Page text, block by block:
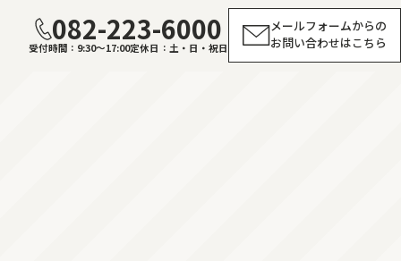
082-223-6000
受付時間 9:30～17:00定休日 土・日・祝日
メールフォームからの
お問い合わせはこちら